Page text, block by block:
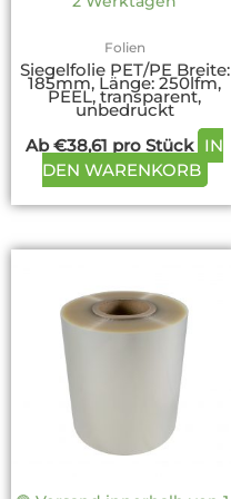
Folien
Siegelfolie PET/PE Breite:
185mm, Länge: 250lfm,
PEEL, transparent,
unbedruckt
Ab€38,61 pro Stück IN
DEN WARENKORB